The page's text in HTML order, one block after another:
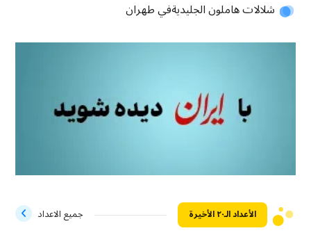
شلالات هاملون الجليديةفي طهران
الأعداد الـ۲۰ الأخيرة جميع الاعداد